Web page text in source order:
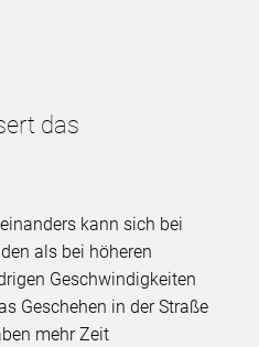
das
kann sich bei
als bei höheren
Geschwindigkeiten
Geschehen in der Straße
mehr Zeit